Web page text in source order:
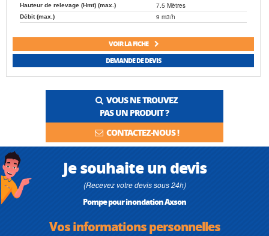
Hauteur de relevage (Hmt) (max.) 7.5 Mètres
Débit (max.) 9 m3/h
VOIR LA FICHE
DEMANDE DE DEVIS
VOUS NE TROUVEZ
PAS UN PRODUIT ?
CONTACTEZ-NOUS !
Je souhaite un devis
(Recevez votre devis sous 24h)
Pompe pour inondation Axson
Vos informations personnelles